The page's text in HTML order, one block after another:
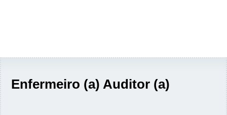
Enfermeiro (a) Auditor (a)